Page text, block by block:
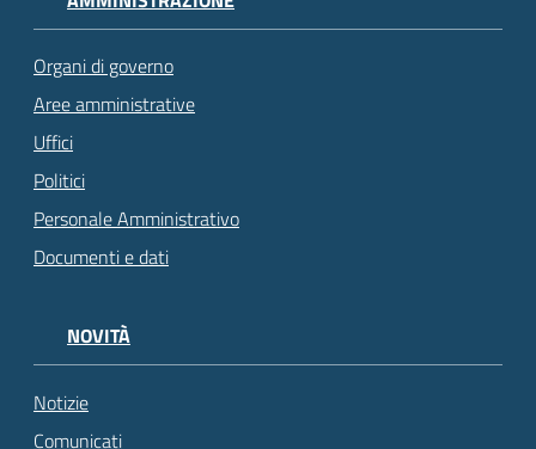
Organi di governo
Aree amministrative
Uffici
Politici
Personale Amministrativo
Documenti e dati
NOVITÀ
Notizie
Comunicati